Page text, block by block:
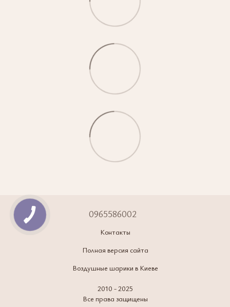
0965586002
Контакты
Полная версия сайта
Воздушные шарики в Киеве
2010 - 2025
Все права защищены